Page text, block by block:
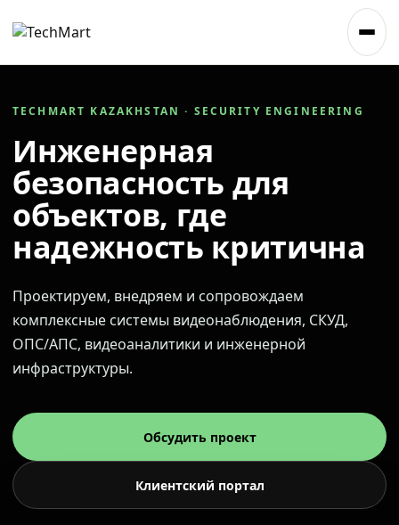
TECHMART KAZAKHSTAN · SECURITY ENGINEERING
Инженерная
безопасность для
объектов, где
надежность критична
Проектируем, внедряем и сопровождаем
комплексные системы видеонаблюдения, СКУД,
ОПС/АПС, видеоаналитики и инженерной
инфраструктуры.
Обсудить проект
Клиентский портал